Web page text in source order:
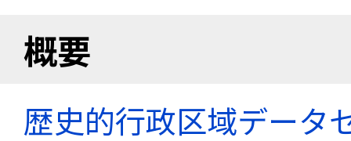
概要
歴史的行政区域データ